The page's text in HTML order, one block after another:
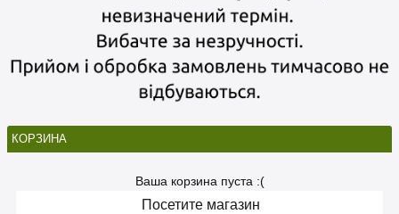
КОРЗИНА
Ваша корзина пуста :(
Посетите магазин